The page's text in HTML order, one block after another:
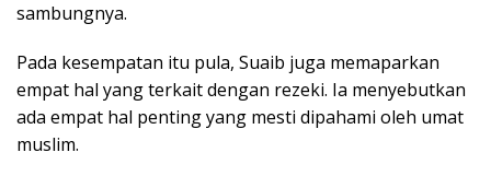
sambungnya.
Pada kesempatan itu pula, Suaib juga memaparkan
empat hal yang terkait dengan rezeki. Ia menyebutkan
ada empat hal penting yang mesti dipahami oleh umat
muslim.